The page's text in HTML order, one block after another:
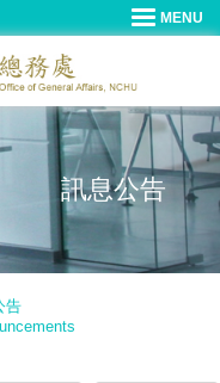
訊息公告
告